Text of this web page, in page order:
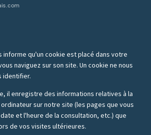
informe qu'un cookie est placé dans votre
naviguez sur son site. Un cookie ne nous
identifier.
il enregistre des informations relatives à la
sur notre site (les pages que vous
et l'heure de la consultation, etc.) que
de vos visites ultérieures.